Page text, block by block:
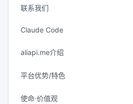
联系我们
Claude Code
aliapi.me介绍
平台优势/特色
使命·价值观